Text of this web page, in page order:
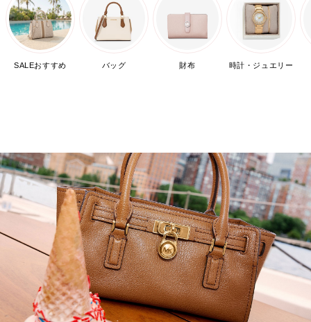
SALEおすすめ バッグ 財布 時計・ジュエリー